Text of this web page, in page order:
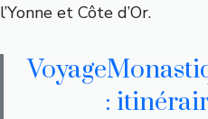
l’Yonne et Côte d’Or.
: